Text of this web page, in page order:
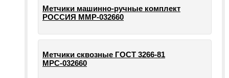
Метчики машинно-ручные комплект
РОССИЯ ММР-032660
Метчики сквозные ГОСТ 3266-81
МРС-032660